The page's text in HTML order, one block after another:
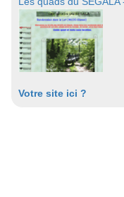
Votre site ici ?